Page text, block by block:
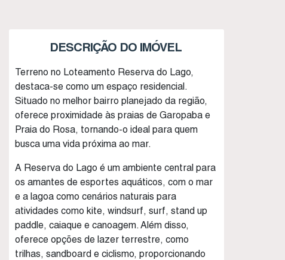
DESCRIÇÃO DO IMÓVEL
Terreno no Loteamento Reserva do Lago,
destaca-se como um espaço residencial.
Situado no melhor bairro planejado da região,
oferece proximidade às praias de Garopaba e
Praia do Rosa, tornando-o ideal para quem
busca uma vida próxima ao mar.
A Reserva do Lago é um ambiente central para
os amantes de esportes aquáticos, com o mar
e a lagoa como cenários naturais para
atividades como kite, windsurf, surf, stand up
paddle, caiaque e canoagem. Além disso,
oferece opções de lazer terrestre, como
trilhas, sandboard e ciclismo, proporcionando